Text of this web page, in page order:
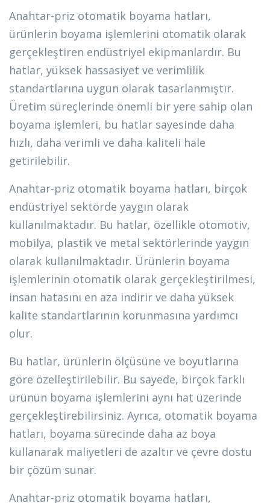
Anahtar-priz otomatik boyama hatları,
ürünlerin boyama işlemlerini otomatik olarak
gerçekleştiren endüstriyel ekipmanlardır. Bu
hatlar, yüksek hassasiyet ve verimlilik
standartlarına uygun olarak tasarlanmıştır.
Üretim süreçlerinde önemli bir yere sahip olan
boyama işlemleri, bu hatlar sayesinde daha
hızlı, daha verimli ve daha kaliteli hale
getirilebilir.
Anahtar-priz otomatik boyama hatları, birçok
endüstriyel sektörde yaygın olarak
kullanılmaktadır. Bu hatlar, özellikle otomotiv,
mobilya, plastik ve metal sektörlerinde yaygın
olarak kullanılmaktadır. Ürünlerin boyama
işlemlerinin otomatik olarak gerçekleştirilmesi,
insan hatasını en aza indirir ve daha yüksek
kalite standartlarının korunmasına yardımcı
olur.
Bu hatlar, ürünlerin ölçüsüne ve boyutlarına
göre özelleştirilebilir. Bu sayede, birçok farklı
ürünün boyama işlemlerini aynı hat üzerinde
gerçekleştirebilirsiniz. Ayrıca, otomatik boyama
hatları, boyama sürecinde daha az boya
kullanarak maliyetleri de azaltır ve çevre dostu
bir çözüm sunar.
Anahtar-priz otomatik boyama hatları,